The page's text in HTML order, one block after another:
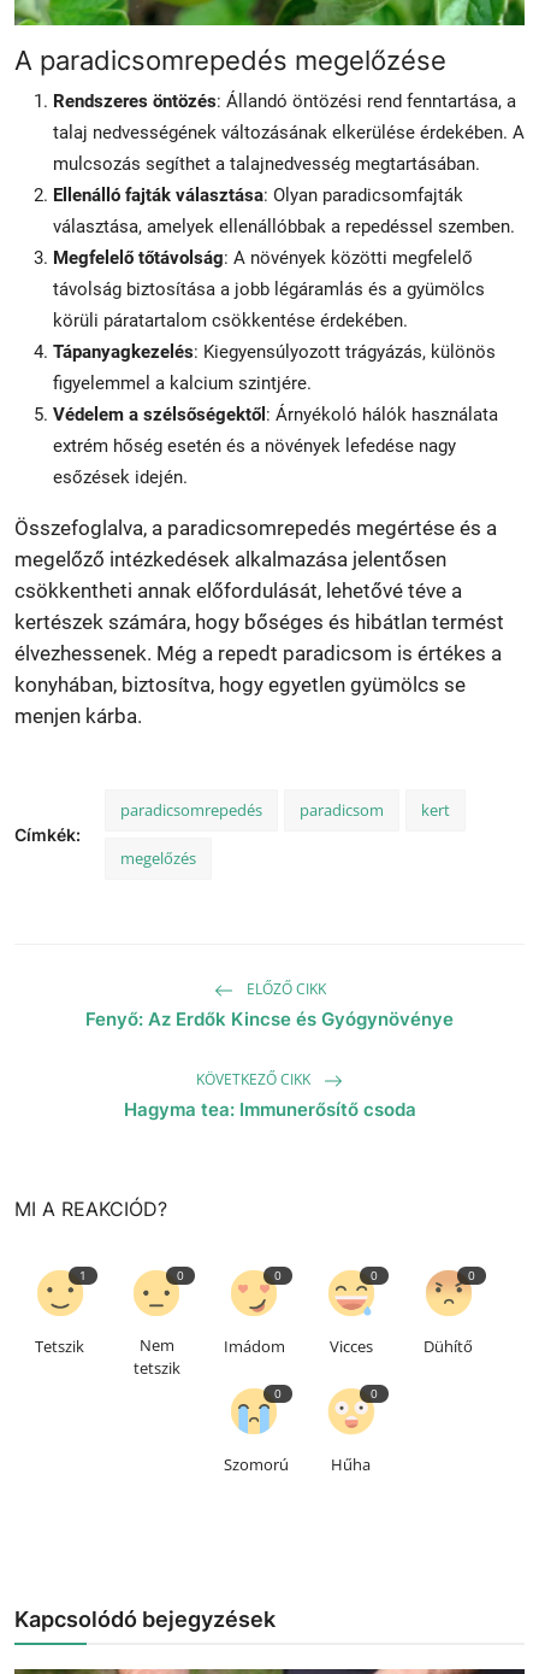
A paradicsomrepedés megelőzése
Rendszeres öntözés: Állandó öntözési rend fenntartása, a
talaj nedvességének változásának elkerülése érdekében. A
mulcsozás segíthet a talajnedvesség megtartásában.
Ellenálló fajták választása: Olyan paradicsomfajták
választása, amelyek ellenállóbbak a repedéssel szemben.
Megfelelő tőtávolság: A növények közötti megfelelő
távolság biztosítása a jobb légáramlás és a gyümölcs
körüli páratartalom csökkentése érdekében.
Tápanyagkezelés: Kiegyensúlyozott trágyázás, különös
figyelemmel a kalcium szintjére.
Védelem a szélsőségektől : Árnyékoló hálók használata
extrém hőség esetén és a növények lefedése nagy
esőzések idején.
Összefoglalva, a paradicsomrepedés megértése és a
megelőző intézkedések alkalmazása jelentősen
csökkentheti annak előfordulását, lehetővé téve a
kertészek számára, hogy bőséges és hibátlan termést
élvezhessenek. Még a repedt paradicsom is értékes a
konyhában, biztosítva, hogy egyetlen gyümölcs se
menjen kárba.
Címkék:
paradicsomrepedés paradicsom kert
megelőzés
ELŐZŐ CIKK
Fenyő: Az Erdők Kincse és Gyógynövénye
KÖVETKEZŐ CIKK
Hagyma tea: Immunerősítő csoda
MI A REAKCIÓD?
1
Tetszik
0
Nem
tetszik
0
Imádom
0
Vicces
0
Dühítő
0
Szomorú
0
Hűha
Kapcsolódó bejegyzések